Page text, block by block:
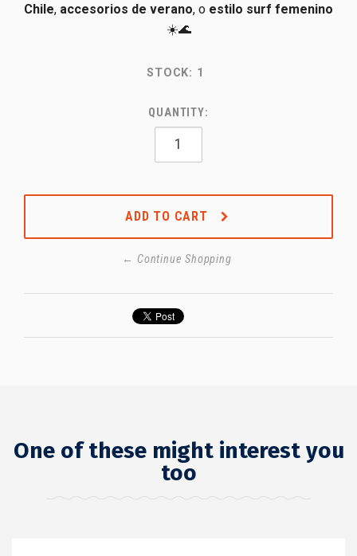
Chile, accesorios de verano, o estilo surf femenino
☀️🌊
STOCK: 1
QUANTITY:
ADD TO CART
← Continue Shopping
One of these might interest you
too